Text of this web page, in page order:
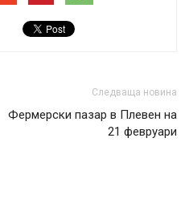
Следваща новина
Фермерски пазар в Плевен на
21 февруари